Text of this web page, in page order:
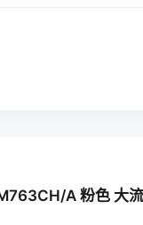
A 粉色 大